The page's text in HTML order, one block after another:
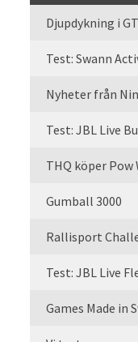
Djupdykning i
Test: Swann
Nyheter från
Test: JBL Live
THQ köper
Gumball 3000
Rallisport
Test: JBL Live